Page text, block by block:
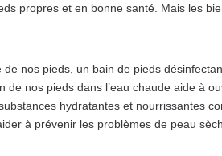
propres et en bonne santé. Mais les
de nos pieds, un bain de pieds
de nos pieds dans l’eau chaude aide à
hydratantes et nourrissantes
à prévenir les problèmes de peau